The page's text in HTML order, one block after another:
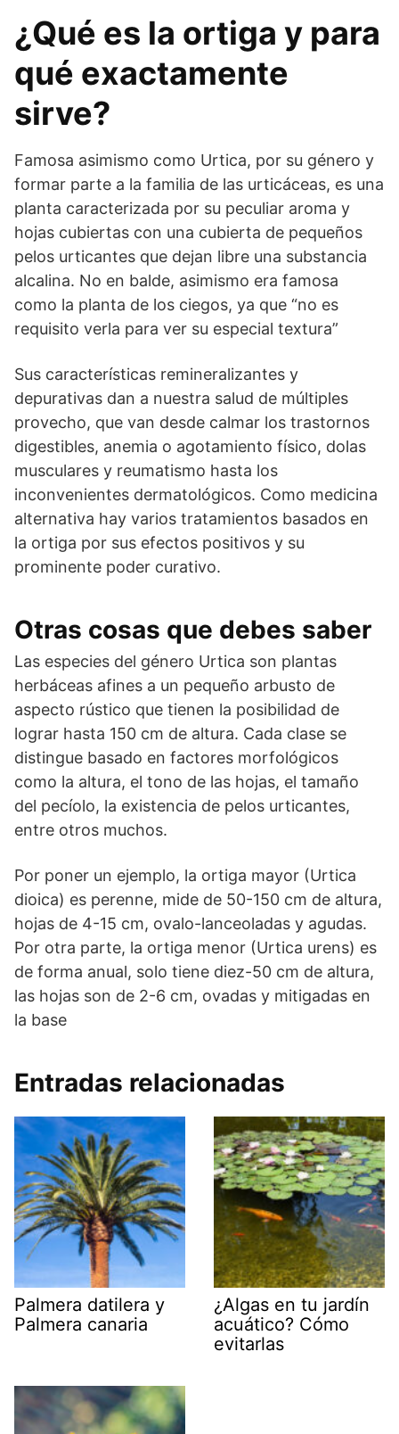
¿Qué es la ortiga y para
qué exactamente
sirve?
Famosa asimismo como Urtica, por su género y
formar parte a la familia de las urticáceas, es una
planta caracterizada por su peculiar aroma y
hojas cubiertas con una cubierta de pequeños
pelos urticantes que dejan libre una substancia
alcalina. No en balde, asimismo era famosa
como la planta de los ciegos, ya que “no es
requisito verla para ver su especial textura”
Sus características remineralizantes y
depurativas dan a nuestra salud de múltiples
provecho, que van desde calmar los trastornos
digestibles, anemia o agotamiento físico, dolas
musculares y reumatismo hasta los
inconvenientes dermatológicos. Como medicina
alternativa hay varios tratamientos basados en
la ortiga por sus efectos positivos y su
prominente poder curativo.
Otras cosas que debes saber
Las especies del género Urtica son plantas
herbáceas afines a un pequeño arbusto de
aspecto rústico que tienen la posibilidad de
lograr hasta 150 cm de altura. Cada clase se
distingue basado en factores morfológicos
como la altura, el tono de las hojas, el tamaño
del pecíolo, la existencia de pelos urticantes,
entre otros muchos.
Por poner un ejemplo, la ortiga mayor (Urtica
dioica) es perenne, mide de 50-150 cm de altura,
hojas de 4-15 cm, ovalo-lanceoladas y agudas.
Por otra parte, la ortiga menor (Urtica urens) es
de forma anual, solo tiene diez-50 cm de altura,
las hojas son de 2-6 cm, ovadas y mitigadas en
la base
Entradas relacionadas
Palmera datilera y
Palmera canaria
¿Algas en tu jardín
acuático? Cómo
evitarlas